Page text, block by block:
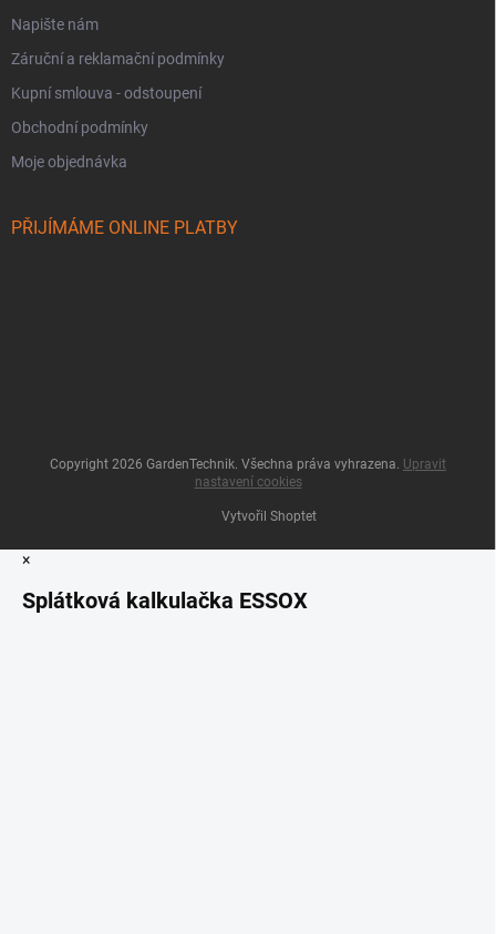
Napište nám
Záruční a reklamační podmínky
Kupní smlouva - odstoupení
Obchodní podmínky
Moje objednávka
PŘIJÍMÁME ONLINE PLATBY
Vytvořil Shoptet
Copyright 2026 GardenTechnik. Všechna práva vyhrazena. Upravit
nastavení cookies
×
Splátková kalkulačka ESSOX